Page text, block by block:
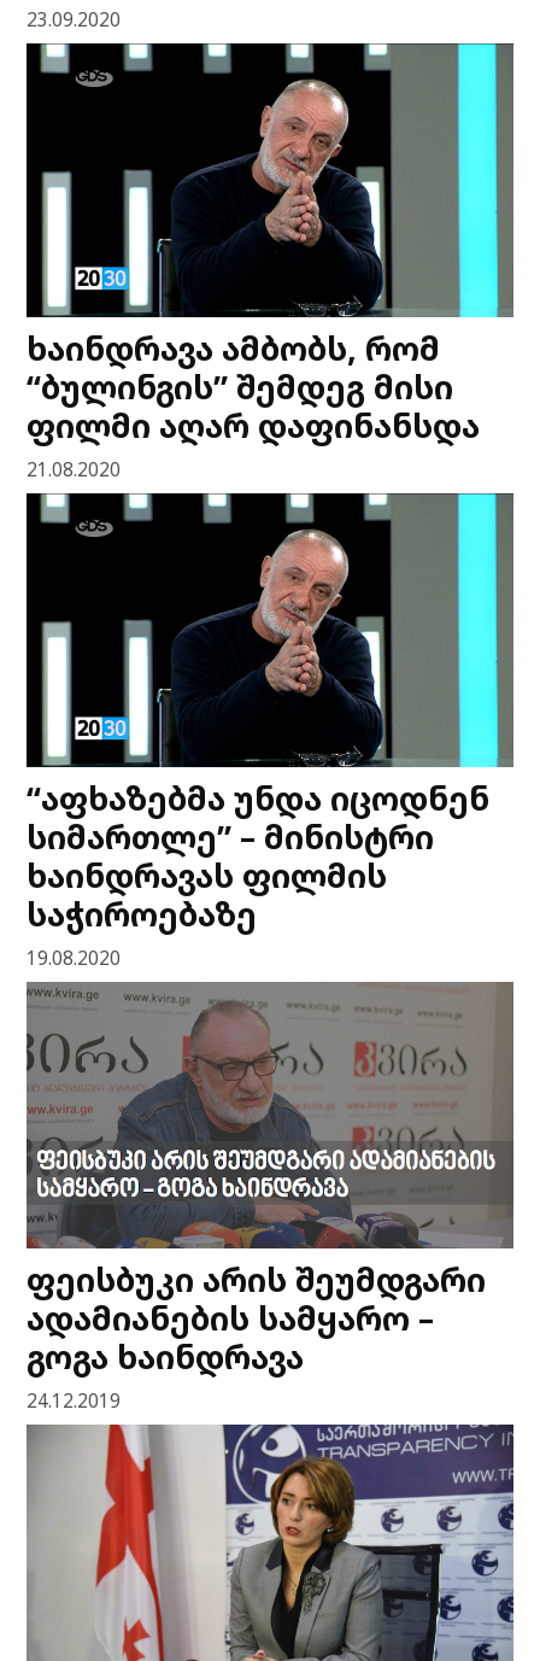
23.09.2020
ხაინდრავა ამბობს, რომ
“ბულინგის” შემდეგ მისი
ფილმი აღარ დაფინანსდა
21.08.2020
“აფხაზებმა უნდა იცოდნენ
სიმართლე” – მინისტრი
ხაინდრავას ფილმის
საჭიროებაზე
19.08.2020
ფეისბუკი არის შეუმდგარი
ადამიანების სამყარო –
გოგა ხაინდრავა
24.12.2019